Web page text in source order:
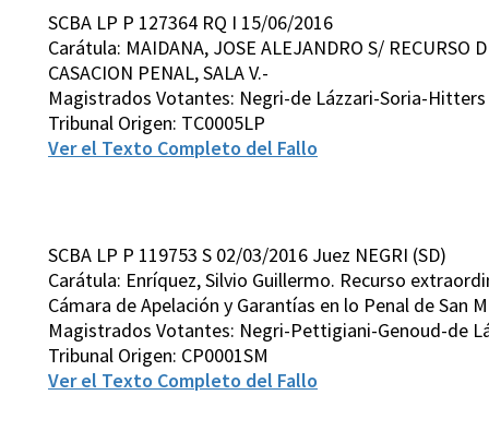
SCBA LP P 127364 RQ I 15/06/2016
Carátula: MAIDANA, JOSE ALEJANDRO S/ RECURSO
CASACION PENAL, SALA V.-
Magistrados Votantes: Negri-de Lázzari-Soria-Hitters
Tribunal Origen: TC0005LP
Ver el Texto Completo del Fallo
SCBA LP P 119753 S 02/03/2016 Juez NEGRI (SD)
Carátula: Enríquez, Silvio Guillermo. Recurso
Cámara de Apelación y Garantías en lo Penal de San
Magistrados Votantes: Negri-Pettigiani-Genoud-de
Tribunal Origen: CP0001SM
Ver el Texto Completo del Fallo